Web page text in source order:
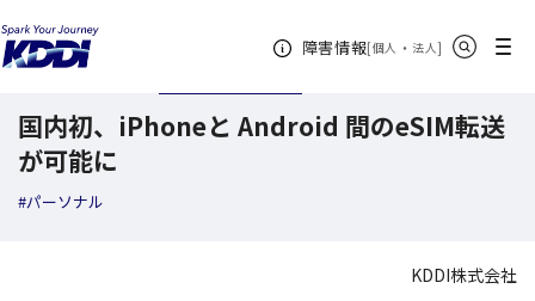
障害情報[個人 ・ 法人新規ウィンドウ
]
メニュー
国内初、iPhoneと Android 間のeSIM転送
が可能に
#パーソナル
KDDI株式会社